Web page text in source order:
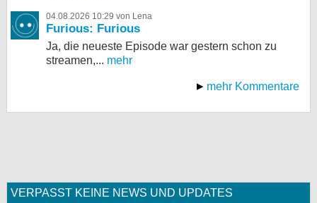
04.08.2026 10:29 von Lena
Furious: Furious
Ja, die neueste Episode war gestern schon zu
streamen,... mehr
mehr Kommentare
VERPASST KEINE NEWS UND UPDATES